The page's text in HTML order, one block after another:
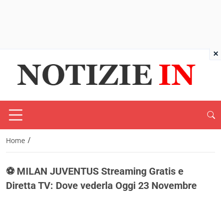
Home /
⚽ MILAN JUVENTUS Streaming Gratis e
Diretta TV: Dove vederla Oggi 23 Novembre
×